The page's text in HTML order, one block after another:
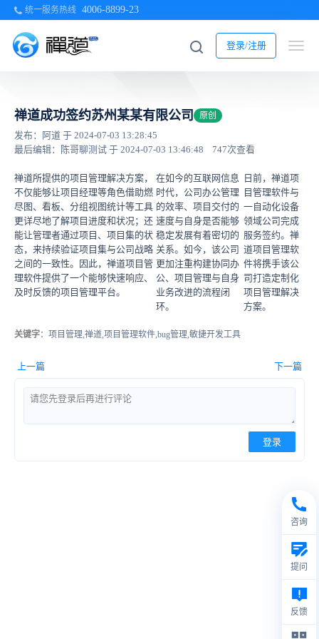
统一服务热线 4006-8899-23
登录/注册
禅道成功签约苏州某某有限公司 原创
发布：阿道 于 2024-07-03 13:28:45
最后编辑：陈哥聊测试 于 2024-07-03 13:46:48
747次查看
日前，禅道项
目管理软件与
一自动化设备
领域公司完成
服务签约。禅
道项目管理软
件将携手该公
司打造定制化
项目管理解决
方案。
在如今的互联网信息
时代，公司办公管理
的效率、项目交付的
速度与自身是否能够
稳定发展有着密切的
关系。如今，该公司
更加注重构建协同办
公、项目管理与自身
业务改进的流程闭
环。
禅道所提供的项目管理解决方案，
不仅能够让项目经理等角色借助燃
尽图、看板、分组视图统计等工具
更详尽地了解项目进度和状况；还
能让管理者通过项目、项目集的状
态，来持续验证项目集与公司战略
之间的一致性。因此，禅道项目管
理软件提供了一个能够快速响应、
及时反馈的项目管理平台。
关键字：项目管理,禅道,项目管理软件,bug管理,敏捷开发工具
上一篇 下一篇
登录
咨询
提问
反馈